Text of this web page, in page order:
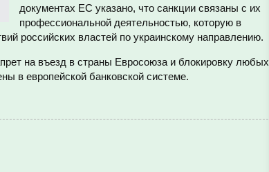
документах ЕС указано, что санкции связаны с их
профессиональной деятельностью, которую в
российских властей по украинскому направлению.
на въезд в страны Евросоюза и блокировку любых
в европейской банковской системе.